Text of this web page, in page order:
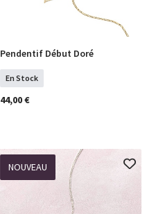
COMMANDER
Pendentif Début Doré
En Stock
44,00 €
NOUVEAU